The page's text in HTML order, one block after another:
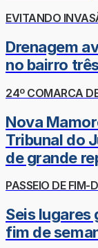
EVITANDO
Drenagem
no bairro
24º COMARCA
Nova
Tribunal do
de grande
PASSEIO DE FIM-
Seis
fim de